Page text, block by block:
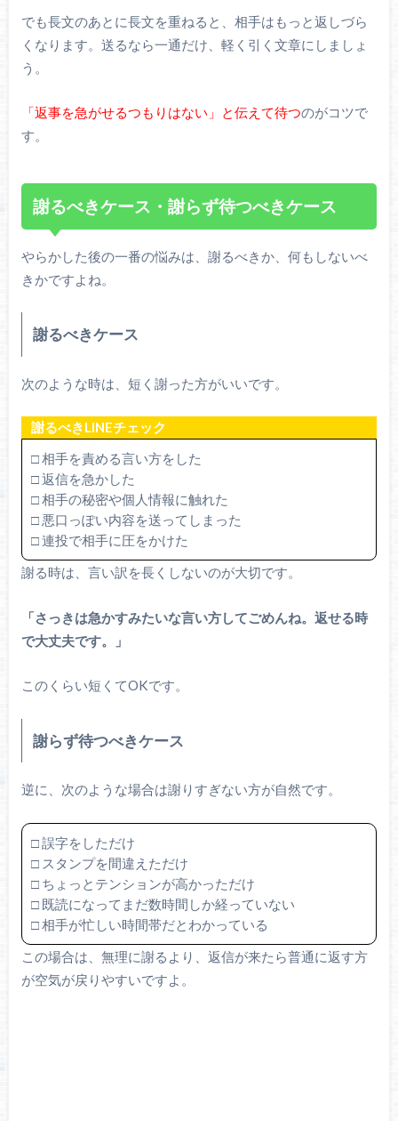
でも長文のあとに長文を重ねると、相手はもっと返しづら
くなります。送るなら一通だけ、軽く引く文章にしましょ
う。
「返事を急がせるつもりはない」と伝えて待つのがコツで
す。
謝るべきケース・謝らず待つべきケース
やらかした後の一番の悩みは、謝るべきか、何もしないべ
きかですよね。
謝るべきケース
次のような時は、短く謝った方がいいです。
謝るべきLINEチェック
□ 相手を責める言い方をした
□ 返信を急かした
□ 相手の秘密や個人情報に触れた
□ 悪口っぽい内容を送ってしまった
□ 連投で相手に圧をかけた
謝る時は、言い訳を長くしないのが大切です。
「さっきは急かすみたいな言い方してごめんね。返せる時
で大丈夫です。」
このくらい短くてOKです。
謝らず待つべきケース
逆に、次のような場合は謝りすぎない方が自然です。
□ 誤字をしただけ
□ スタンプを間違えただけ
□ ちょっとテンションが高かっただけ
□ 既読になってまだ数時間しか経っていない
□ 相手が忙しい時間帯だとわかっている
この場合は、無理に謝るより、返信が来たら普通に返す方
が空気が戻りやすいですよ。